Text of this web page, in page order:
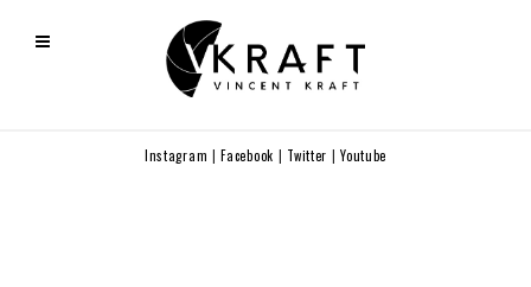
Instagram |Facebook | Twitter |Youtube